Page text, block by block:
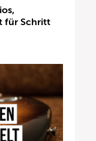
für Schritt